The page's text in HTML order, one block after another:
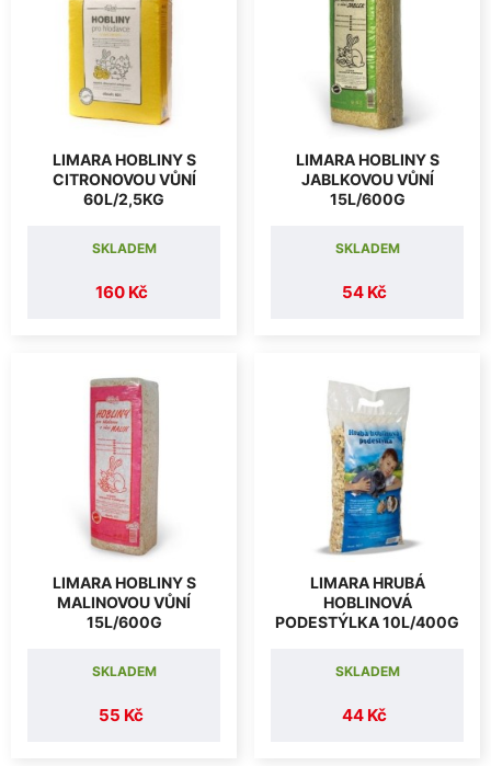
LIMARA HOBLINY S
CITRONOVOU VŮNÍ
60L/2,5KG
160 Kč
SKLADEM
LIMARA HOBLINY S
JABLKOVOU VŮNÍ
15L/600G
54 Kč
SKLADEM
LIMARA HOBLINY S
MALINOVOU VŮNÍ
15L/600G
55 Kč
SKLADEM
LIMARA HRUBÁ
HOBLINOVÁ
PODESTÝLKA 10L/400G
44 Kč
SKLADEM